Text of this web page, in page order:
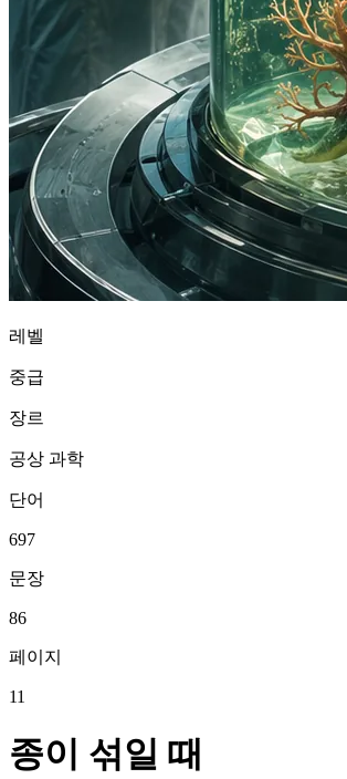
레벨
중급
장르
공상 과학
단어
697
문장
86
페이지
11
종이 섞일 때